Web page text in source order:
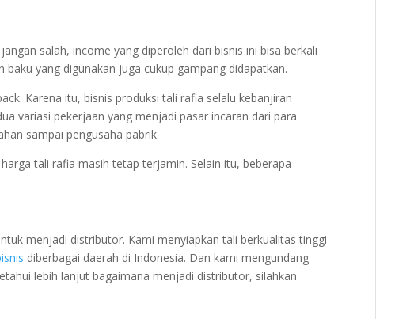
salah, income yang diperoleh dari bisnis ini bisa berkali
yang digunakan juga cukup gampang didapatkan.
Karena itu, bisnis produksi tali rafia selalu kebanjiran
variasi pekerjaan yang menjadi pasar incaran dari para
sampai pengusaha pabrik.
tali rafia masih tetap terjamin. Selain itu, beberapa
menjadi distributor. Kami menyiapkan tali berkualitas tinggi
diberbagai daerah di Indonesia. Dan kami mengundang
lebih lanjut bagaimana menjadi distributor, silahkan